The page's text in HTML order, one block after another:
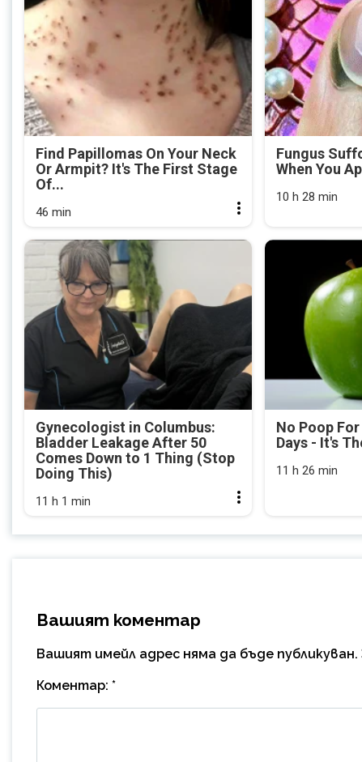
Find Papillomas On Your Neck
Or Armpit? It's The First Stage
Of...
46 min
Fungus
When You
10 h 28 min
Gynecologist in Columbus:
Bladder Leakage After 50
Comes Down to 1 Thing (Stop
Doing This)
11 h 1 min
No Poop
Days - It's
11 h 26 min
Вашият коментар
Вашият имейл адрес няма да бъде публикуван.
Коментар: *